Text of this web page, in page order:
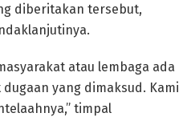
diberitakan tersebut,
atau lembaga ada
yang dimaksud. Kami
timpal